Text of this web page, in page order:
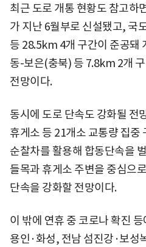
최근 도로 개통 현황도 참고하
가 지난 6월부로 신설됐고, 국
등 28.5km 4개 구간이 준공돼
동-보은(충북) 등 7.8km 2개
전망이다.
동시에 도로 단속도 강화될 전
휴게소 등 21개소 교통량 집중
순찰차를 활용해 합동단속을
들목과 휴게소 주변을 중심으
단속을 강화할 전망이다.
이 밖에 연휴 중 코로나 확진
용인·화성, 전남 섬진강·보성